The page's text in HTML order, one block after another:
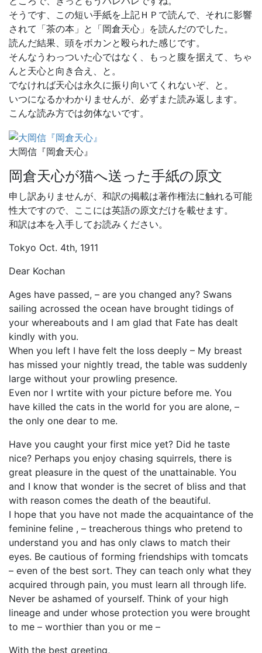
そうです、この短い手紙を上記ＨＰで読んで、それに影響
されて「茶の本」と「岡倉天心」を読んだのでした。
読んだ結果、頭をボカンと殴られた感じです。
そんなうわっついた心ではなく、もっと腹を据えて、ちゃ
んと天心と向き合え、と。
でなければ天心は永久に振り向いてくれないぞ、と。
いつになるかわかりませんが、必ずまた読み返します。
こんな読み方では勿体ないです。
大岡信『岡倉天心』
岡倉天心が猫へ送った手紙の原文
申し訳ありませんが、和訳の掲載は著作権法に触れる可能
性大ですので、ここには英語の原文だけを載せます。
和訳は本を入手してお読みください。
Tokyo Oct. 4th, 1911
Dear Kochan
Ages have passed, – are you changed any? Swans
sailing acrossed the ocean have brought tidings of
your whereabouts and I am glad that Fate has dealt
kindly with you.
When you left I have felt the loss deeply – My breast
has missed your nightly tread, the table was suddenly
large without your prowling presence.
Even nor I wrtite with your picture before me. You
have killed the cats in the world for you are alone, –
the only one dear to me.
Have you caught your first mice yet? Did he taste
nice? Perhaps you enjoy chasing squirrels, there is
great pleasure in the quest of the unattainable. You
and I know that wonder is the secret of bliss and that
with reason comes the death of the beautiful.
I hope that you have not made the acquaintance of the
feminine feline , – treacherous things who pretend to
understand you and has only claws to match their
eyes. Be cautious of forming friendships with tomcats
– even of the best sort. They can teach only what they
acquired through pain, you must learn all through life.
Never be ashamed of yourself. Think of your high
lineage and under whose protection you were brought
to me – worthier than you or me –
With the best greeting,